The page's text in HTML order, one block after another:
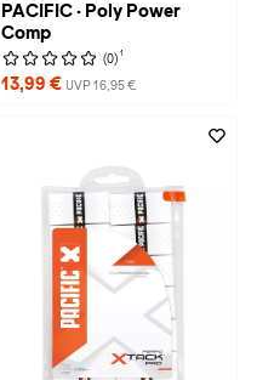
PACIFIC · Poly Power
Comp
(0) 1
13,99 € UVP 16,95 €